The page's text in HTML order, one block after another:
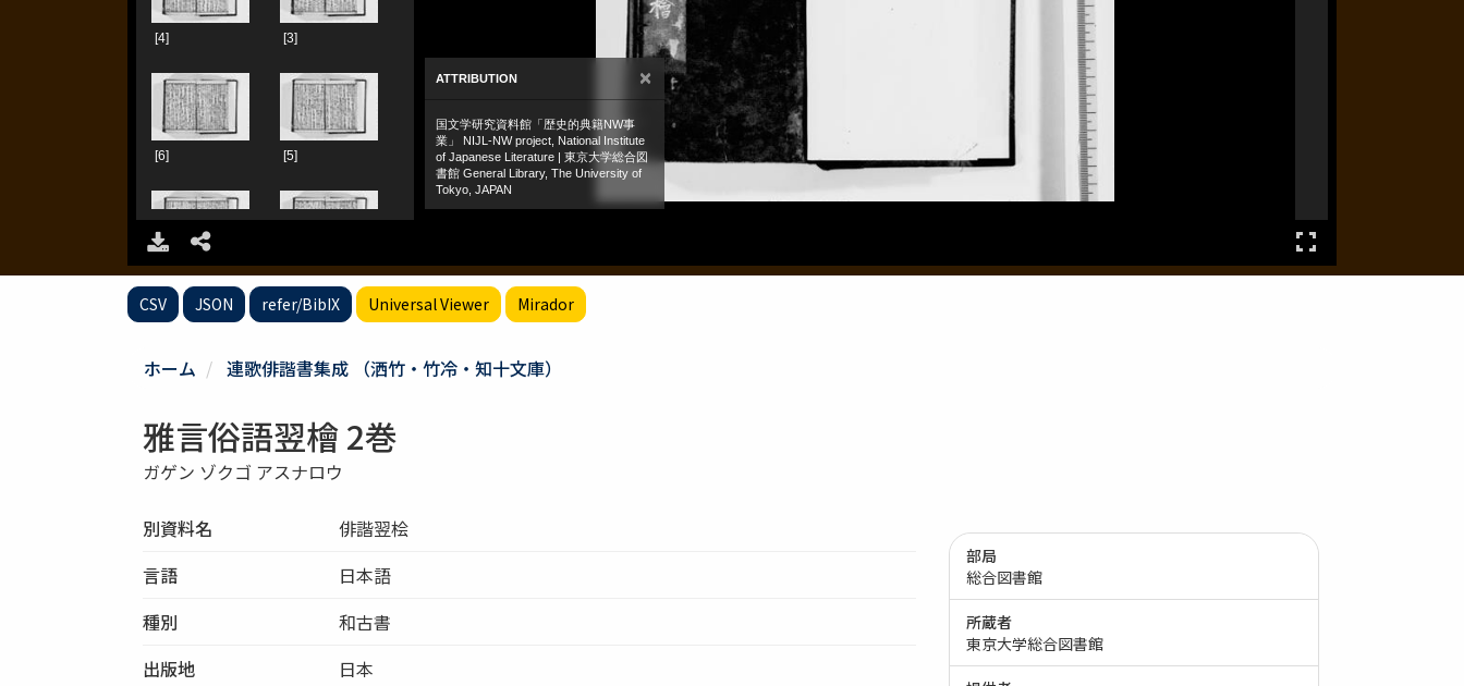
CSV JSON refer/BibIX Universal Viewer Mirador
ホーム 連歌俳諧書集成 （洒竹・竹冷・知十文庫）
雅言俗語翌檜 2巻
ガゲン ゾクゴ アスナロウ
別資料名
俳諧翌桧
言語
日本語
種別
和古書
出版地
日本
部局
総合図書館
所蔵者
東京大学総合図書館